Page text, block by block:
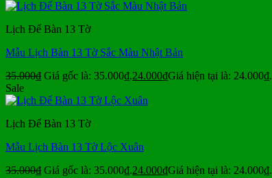
Lịch Để Bàn 13 Tờ
Mẫu Lịch Bàn 13 Tờ Sắc Màu Nhật Bản
35.000₫ Giá gốc là: 35.000₫.24.000₫Giá hiện tại là: 24.000₫.
Sale
Lịch Để Bàn 13 Tờ
Mẫu Lịch Bàn 13 Tờ Lộc Xuân
35.000₫ Giá gốc là: 35.000₫.24.000₫Giá hiện tại là: 24.000₫.